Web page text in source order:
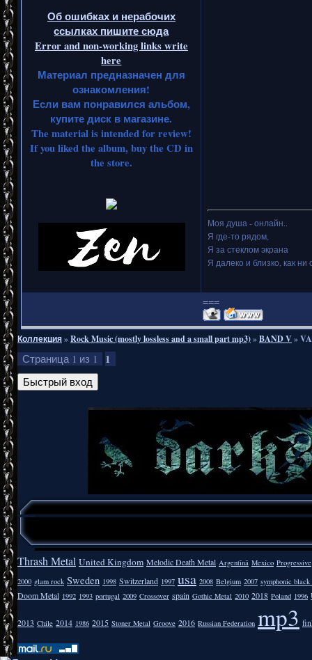
Об ошибках и нерабочих
ссылках пишите сюда
Error and non-working links write
here
Материал предназначен для
ознакомления!
Если вам понравился альбом,
купите диск в магазине.
The material is intended for review!
If you liked the album, buy the CD in
the store.
Моя душа - онлайн..
Я где-то рядом,
Я за стеклом экрана
Я далеко и близко, как ни
===
Коллекция»Rock Music (mostly lossless and a small part mp3)»BAND V»
Страница 1 из 1 1
Thrash Metal United Kingdom Melodic Death Metal Argentīnā Mexico Progressive
2000 glam rock Sweden 1998 Switzerland 1997 usa 2008 Belgium 2007 symphonic
Doom Metal 1992 1993 portugal 2009 Crossover spain Gothic Metal 2010 2018 Poland 1996
2013 Chile 2014 1986 2015 Stoner Metal Groove 2016 Russian Federation mp3